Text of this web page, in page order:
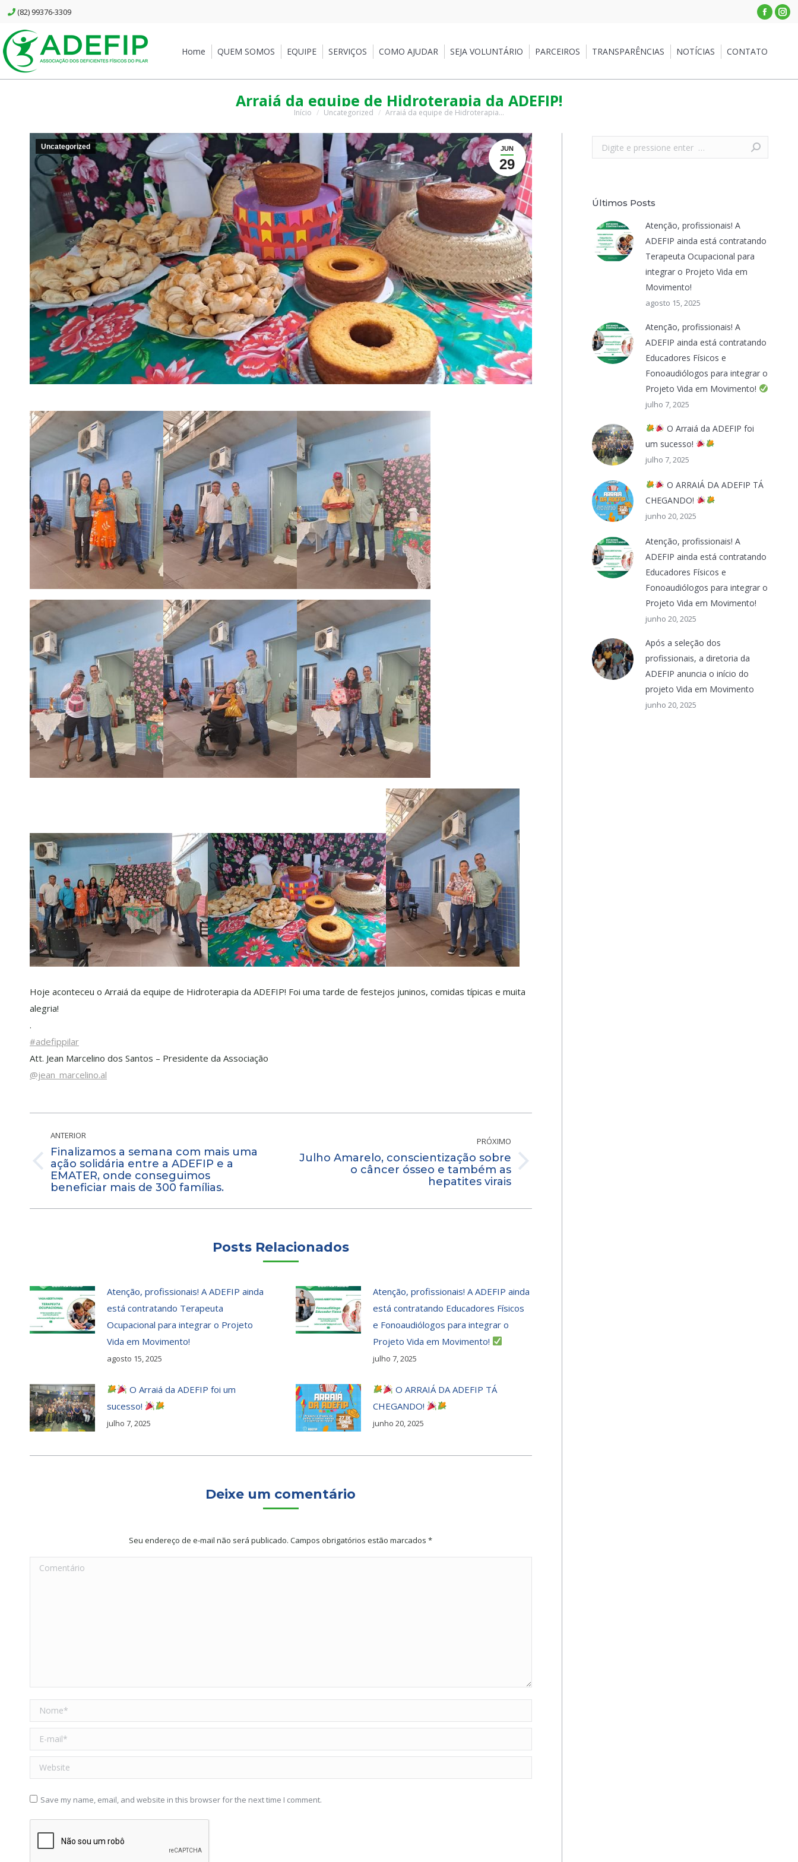
(82) 99376-3309
Home QUEM SOMOS EQUIPE SERVIÇOS COMO AJUDAR SEJA VOLUNTÁRIO PARCEIROS TRANSPARÊNCIAS NOTÍCIAS CONTATO
Arraiá da equipe de Hidroterapia da ADEFIP!
Você está aqui:
Início Uncategorized Arraiá da equipe de Hidroterapia…
JUN
29
Uncategorized
Hoje aconteceu o Arraiá da equipe de Hidroterapia da ADEFIP! Foi uma tarde de festejos juninos, comidas típicas e muita
alegria!
.
#adefippilar
Att. Jean Marcelino dos Santos – Presidente da Associação
@jean_marcelino.al
post:
ANTERIOR
Post
anterior:
Finalizamos a semana com mais uma
ação solidária entre a ADEFIP e a
EMATER, onde conseguimos
beneficiar mais de 300 famílias.
PRÓXIMO
Julho Amarelo, conscientização sobre
o câncer ósseo e também as
hepatites virais
Posts Relacionados
Atenção, profissionais! A ADEFIP ainda
está contratando Terapeuta
Ocupacional para integrar o Projeto
Vida em Movimento!
agosto 15, 2025
Atenção, profissionais! A ADEFIP ainda
está contratando Educadores Físicos
e Fonoaudiólogos para integrar o
Projeto Vida em Movimento!
julho 7, 2025
O Arraiá da ADEFIP foi um
sucesso!
julho 7, 2025
O ARRAIÁ DA ADEFIP TÁ
CHEGANDO!
junho 20, 2025
Deixe um comentário
Seu endereço de e-mail não será publicado. Campos obrigatórios estão marcados*
Comentário
Nome *
E-mail *
Website
Save my name, email, and website in this browser for the next time I comment.
Search:
Últimos Posts
Atenção, profissionais! A
ADEFIP ainda está contratando
Terapeuta Ocupacional para
integrar o Projeto Vida em
Movimento!
agosto 15, 2025
Atenção, profissionais! A
ADEFIP ainda está contratando
Educadores Físicos e
Fonoaudiólogos para integrar o
Projeto Vida em Movimento!
julho 7, 2025
O Arraiá da ADEFIP foi
um sucesso!
julho 7, 2025
O ARRAIÁ DA ADEFIP TÁ
CHEGANDO!
junho 20, 2025
Atenção, profissionais! A
ADEFIP ainda está contratando
Educadores Físicos e
Fonoaudiólogos para integrar o
Projeto Vida em Movimento!
junho 20, 2025
Após a seleção dos
profissionais, a diretoria da
ADEFIP anuncia o início do
projeto Vida em Movimento
junho 20, 2025